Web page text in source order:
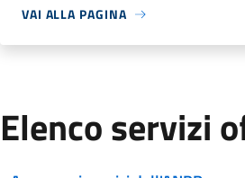
VAI ALLA PAGINA
Elenco servizi